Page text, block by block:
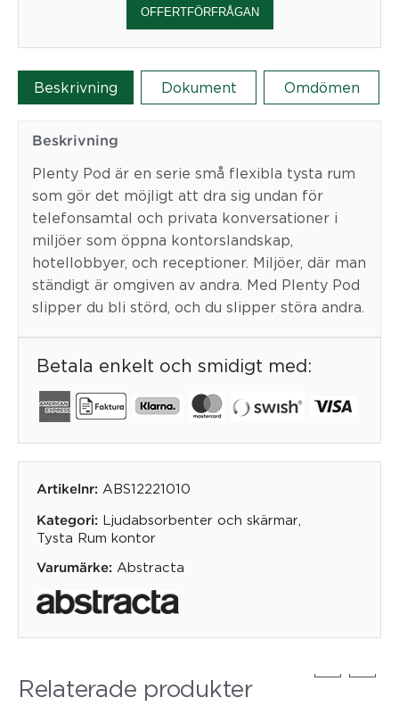
golv
lackerad
mm
OFFERTFÖRFRÅGAN
Beskrivning Dokument Omdömen
Beskrivning
Plenty Pod är en serie små flexibla tysta rum
som gör det möjligt att dra sig undan för
telefonsamtal och privata konversationer i
miljöer som öppna kontorslandskap,
hotellobbyer, och receptioner. Miljöer, där man
ständigt är omgiven av andra. Med Plenty Pod
slipper du bli störd, och du slipper störa andra.
Betala enkelt och smidigt med:
Artikelnr: ABS12221010
Kategori: Ljudabsorbenter och skärmar
Tysta Rum kontor
Varumärke: Abstracta
Relaterade produkter